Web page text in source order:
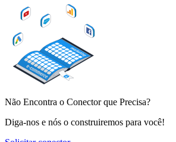
Não Encontra o Conector que Precisa?
Diga-nos e nós o construiremos para você!